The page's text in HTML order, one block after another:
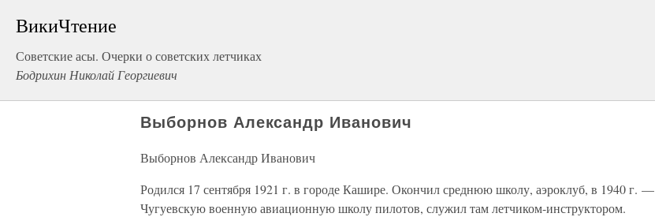
ВикиЧтение
Советские асы. Очерки о советских летчиках
Бодрихин Николай Георгиевич
Выборнов Александр Иванович
Выборнов Александр Иванович
Родился 17 сентября 1921 г. в городе Кашире. Окончил среднюю школу, аэроклуб, в 1940 г. —
Чугуевскую военную авиационную школу пилотов, служил там летчиком-инструктором.